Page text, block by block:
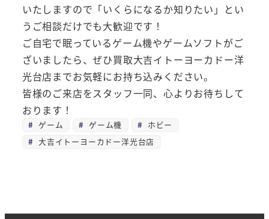
いたしますので「いくらになるか知りたい」とい
うご相談だけでも大歓迎です！
ご自宅で眠っているゲーム機やゲームソフトがご
ざいましたら、ぜひ買取大吉イトーヨーカドー洋
光台店までお気軽にお持ち込みください。
皆様のご来店をスタッフ一同、心よりお待ちして
おります！
ゲーム ゲーム機
ホビー
大吉イトーヨーカドー洋光台店